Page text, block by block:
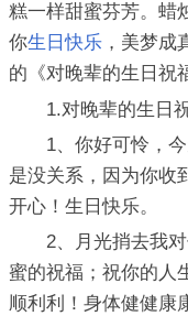
糕一样甜蜜芬芳。蜡
你生日快乐 ，美梦
的《对晚辈的生日祝
1.对晚辈的生日
1、你好可怜，
是没关系，因为你收
开心！生日快乐。
2、月光捎去我
蜜的祝福；祝你的人
顺利利！身体健健康